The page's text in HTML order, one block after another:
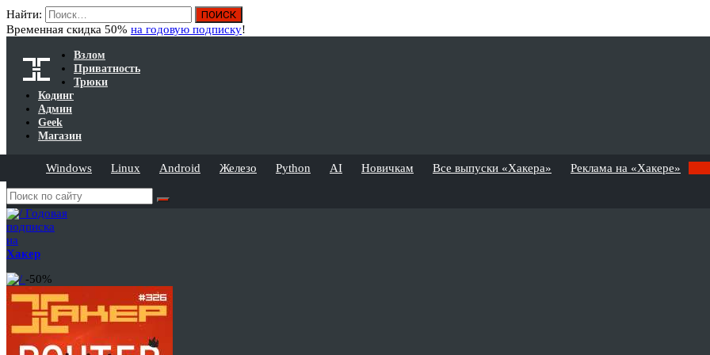
Найти:
Временная скидка 50% на годовую подписку!
Взлом
Приватность
Трюки
Кодинг
Админ
Geek
Магазин
Windows Linux Android Железо Python AI Новичкам Все выпуски «Хакера» Реклама на «Хакере»
Годовая
подписка
на
Хакер
-50%